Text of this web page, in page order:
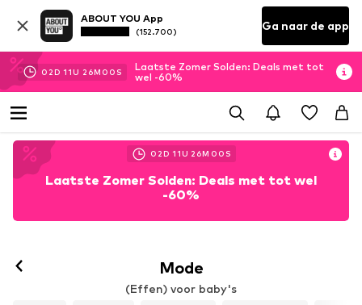
ABOUT YOU App
(152.700) Ga naar de app
02D 11U 25M 57S
Laatste Zomer Solden: Deals met tot
wel -60%
02D 11U 25M 57S
Laatste Zomer Solden: Deals met tot wel
-60%
Mode
(Effen) voor baby's